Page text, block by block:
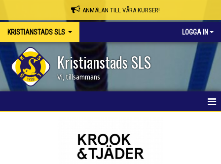
ANMÄLAN TILL VÅRA KURSER!
KRISTIANSTADS SLS LOGGA IN
Kristianstads SLS
Vi, tillsammans